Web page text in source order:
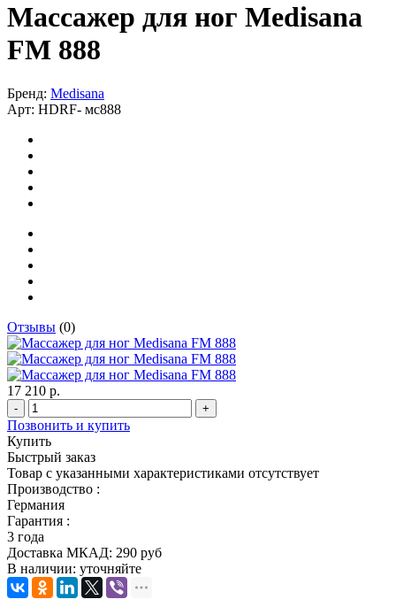
Массажер для ног Medisana
FM 888
Бренд: Medisana
Арт: HDRF- мс888
Отзывы (0)
17 210 р.
- +
Позвонить и купить
Купить
Быстрый заказ
Товар с указанными характеристиками отсутствует
Производство :
Германия
Гарантия :
3 года
Доставка МКАД: 290 руб
В наличии: уточняйте